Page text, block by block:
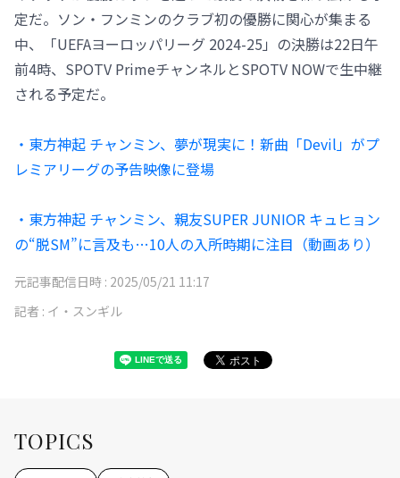
定だ。ソン・フンミンのクラブ初の優勝に関心が集まる
中、「UEFAヨーロッパリーグ 2024-25」の決勝は22日午
前4時、SPOTV PrimeチャンネルとSPOTV NOWで生中継
される予定だ。
・東方神起 チャンミン、夢が現実に！新曲「Devil」がプ
レミアリーグの予告映像に登場
・東方神起 チャンミン、親友SUPER JUNIOR キュヒョン
の“脱SM”に言及も…10人の入所時期に注目（動画あり）
元記事配信日時 : 2025/05/21 11:17
記者 : イ・スンギル
TOPICS